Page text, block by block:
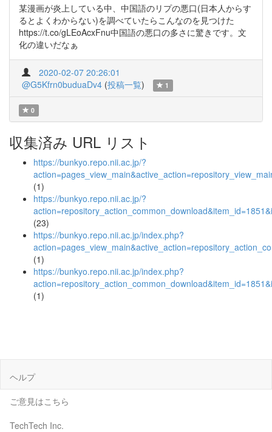
某漫画が炎上している中、中国語のリプの悪口(日本人からす
るとよくわからない)を調べていたらこんなのを見つけた
https://t.co/gLEoAcxFnu中国語の悪口の多さに驚きです。文
化の違いだなぁ
2020-02-07 20:26:01
@G5Kfrn0buduaDv4 (投稿一覧) 1
0
収集済み URL リスト
https://bunkyo.repo.nii.ac.jp/?
(1)
https://bunkyo.repo.nii.ac.jp/?
(23)
https://bunkyo.repo.nii.ac.jp/index.php?
(1)
https://bunkyo.repo.nii.ac.jp/index.php?
(1)
ヘルプ
ご意見はこちら
TechTech Inc.